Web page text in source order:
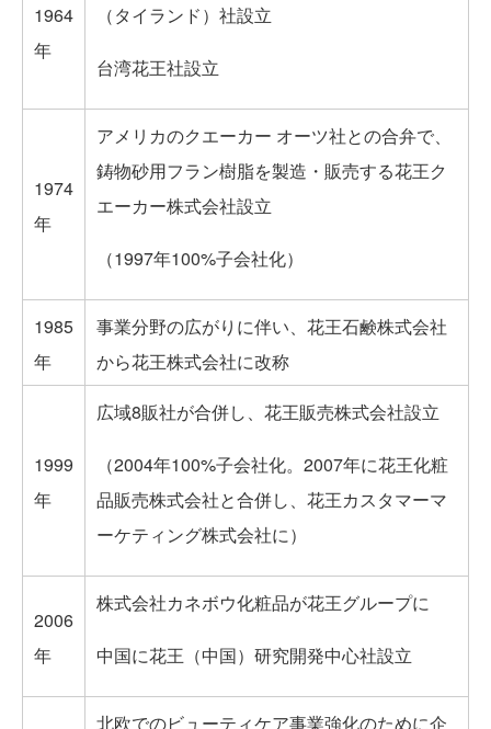
1964
年
（タイランド）社設立
台湾花王社設立
1974
年
アメリカのクエーカー オーツ社との合弁で、
鋳物砂用フラン樹脂を製造・販売する花王ク
エーカー株式会社設立
（1997年100%子会社化）
1985
年
事業分野の広がりに伴い、花王石鹸株式会社
から花王株式会社に改称
1999
年
広域8販社が合併し、花王販売株式会社設立
（2004年100%子会社化。2007年に花王化粧
品販売株式会社と合併し、花王カスタマーマ
ーケティング株式会社に）
2006
年
株式会社カネボウ化粧品が花王グループに
中国に花王（中国）研究開発中心社設立
北欧でのビューティケア事業強化のために企